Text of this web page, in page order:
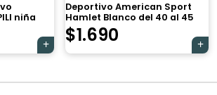
niña
Deportivo American Sport
Hamlet Blanco del 40 al 45
$1.690